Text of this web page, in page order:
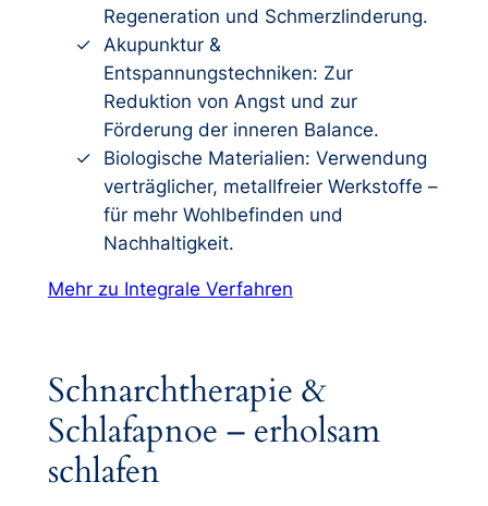
Regeneration und Schmerzlinderung.
Akupunktur &
Entspannungstechniken: Zur
Reduktion von Angst und zur
Förderung der inneren Balance.
Biologische Materialien: Verwendung
verträglicher, metallfreier Werkstoffe –
für mehr Wohlbefinden und
Nachhaltigkeit.
Mehr zu Integrale Verfahren
Schnarchtherapie &
Schlafapnoe – erholsam
schlafen